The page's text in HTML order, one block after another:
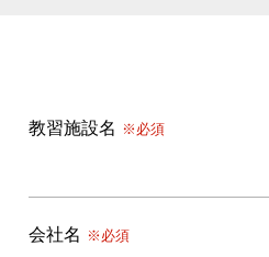
教習施設名 ※必須
会社名 ※必須